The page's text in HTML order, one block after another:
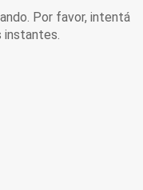
Por favor, intentá
instantes.